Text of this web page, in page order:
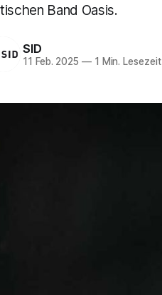
Band Oasis.
SID
11 Feb. 2025 —1 Min. Lesezeit